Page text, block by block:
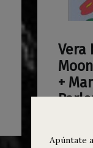
Vera
+
de
19/03/2018
0
Maravillas
Apúntate